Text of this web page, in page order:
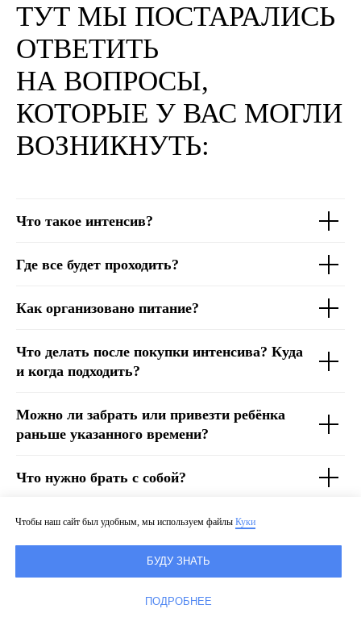
ТУТ МЫ ПОСТАРАЛИСЬ
ОТВЕТИТЬ
НА ВОПРОСЫ,
КОТОРЫЕ У ВАС МОГЛИ
ВОЗНИКНУТЬ:
Что такое интенсив?
Где все будет проходить?
Как организовано питание?
Что делать после покупки интенсива? Куда
и когда подходить?
Можно ли забрать или привезти ребёнка
раньше указанного времени?
Что нужно брать с собой?
Что делать, если ребёнок заболеет
интенсив. Можно ли будет вернуть деньги?
Чтобы наш сайт был удобным, мы используем файлы Куки
БУДУ ЗНАТЬ
ПОДРОБНЕЕ